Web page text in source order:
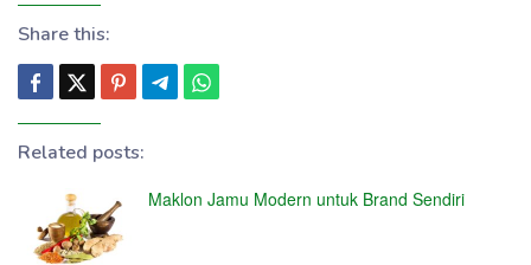
Share this:
Related posts:
Maklon Jamu Modern untuk Brand Sendiri